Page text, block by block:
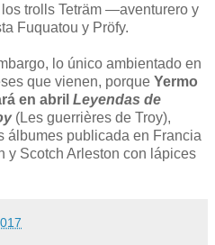
trolls Teträm —aventurero y
Fuquatou y Pröfy.
lo único ambientado en
que vienen, porque Yermo
en abril Leyendas de
(Les guerrières de Troy),
álbumes publicada en Francia
y Scotch Arleston con lápices